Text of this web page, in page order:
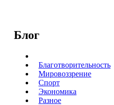
Блог
Благотворительность
Мировоззрение
Спорт
Экономика
Разное